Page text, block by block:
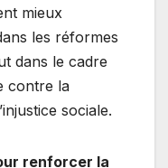
mieux
les réformes
dans le cadre
contre la
sociale.
renforcer la